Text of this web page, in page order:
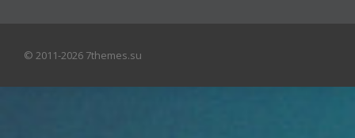
© 2011-2026 7themes.su